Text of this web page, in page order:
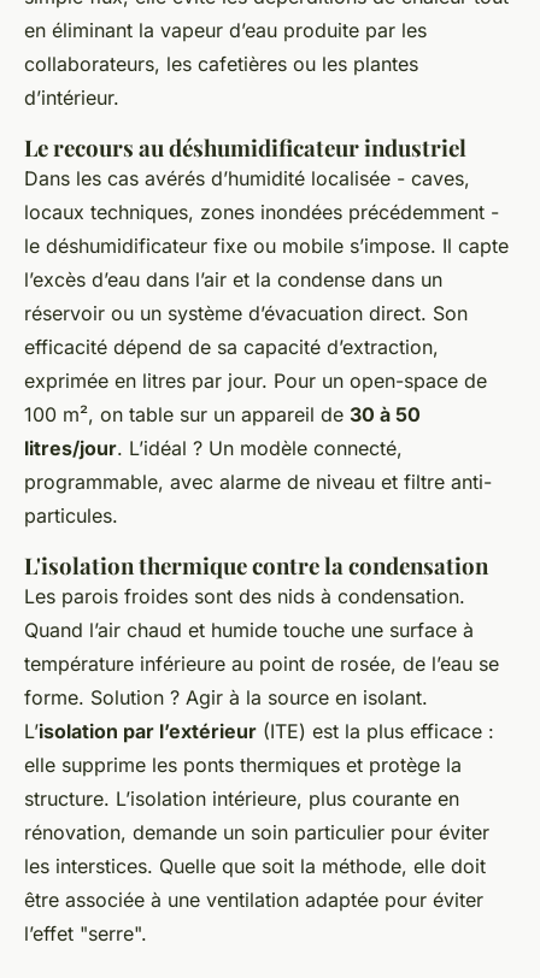
en éliminant la vapeur d’eau produite par les
collaborateurs, les cafetières ou les plantes
d’intérieur.
Le recours au déshumidificateur industriel
Dans les cas avérés d’humidité localisée - caves,
locaux techniques, zones inondées précédemment -
le déshumidificateur fixe ou mobile s’impose. Il capte
l’excès d’eau dans l’air et la condense dans un
réservoir ou un système d’évacuation direct. Son
efficacité dépend de sa capacité d’extraction,
exprimée en litres par jour. Pour un open-space de
100 m², on table sur un appareil de 30 à 50
litres/jour. L’idéal ? Un modèle connecté,
programmable, avec alarme de niveau et filtre anti-
particules.
L'isolation thermique contre la condensation
Les parois froides sont des nids à condensation.
Quand l’air chaud et humide touche une surface à
température inférieure au point de rosée, de l’eau se
forme. Solution ? Agir à la source en isolant.
L’isolation par l’extérieur (ITE) est la plus efficace :
elle supprime les ponts thermiques et protège la
structure. L’isolation intérieure, plus courante en
rénovation, demande un soin particulier pour éviter
les interstices. Quelle que soit la méthode, elle doit
être associée à une ventilation adaptée pour éviter
l’effet "serre".